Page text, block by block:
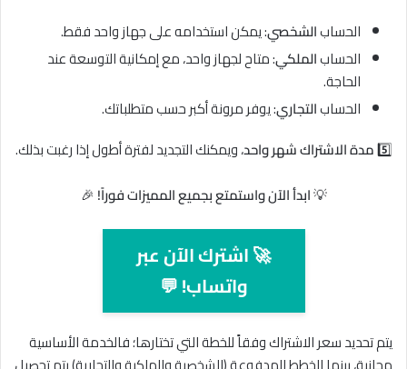
الحسابالشخصي: يمكن استخدامه على جهاز واحد فقط.
الحسابالملكي: متاح لجهاز واحد، مع إمكانية التوسعة عند
الحاجة.
الحسابالتجاري: يوفر مرونة أكبر حسب متطلباتك.
5️⃣مدة الاشتراك شهر واحد، ويمكنك التجديد لفترة أطول إذا رغبت بذلك.
💡ابدأ الآن واستمتع بجميع المميزات فوراً! 🎉
🚀 اشترك الآن عبر
واتساب! 💬
يتم تحديد سعر الاشتراك وفقاً للخطة التي تختارها؛ فالخدمة الأساسية